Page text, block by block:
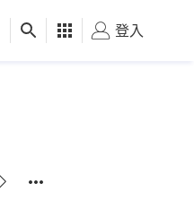
健康 好食玩飛
登入